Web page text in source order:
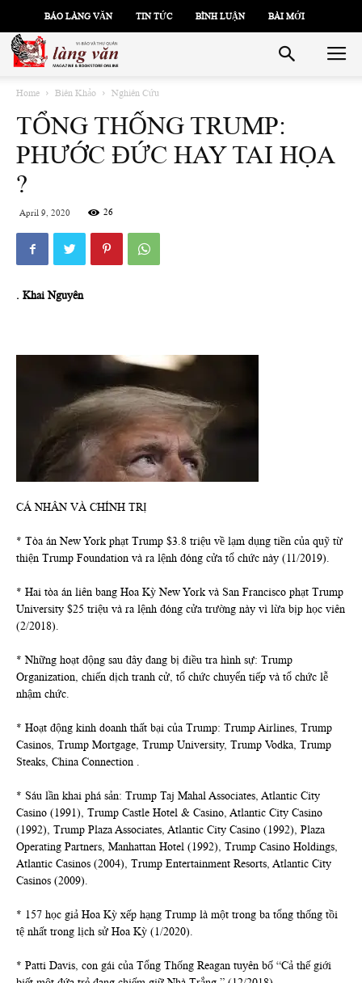
BÁO LÀNG VĂN TIN TỨC BÌNH LUẬN BÀI MỚI
Home Biên Khảo Nghiên Cứu
TỔNG THỐNG TRUMP:
PHƯỚC ĐỨC HAY TAI HỌA
?
April 9, 2020 26
. Khai Nguyên
CÁ NHÂN VÀ CHÍNH TRỊ
* Tòa án New York phạt Trump $3.8 triệu về lạm dụng tiền của quỹ từ
thiện Trump Foundation và ra lệnh đóng cửa tổ chức này (11/2019).
* Hai tòa án liên bang Hoa Kỳ New York và San Francisco phạt Trump
University $25 triệu và ra lệnh đóng cửa trường này vì lừa bịp học viên
(2/2018).
* Những hoạt động sau đây đang bị điều tra hình sự: Trump
Organization, chiến dịch tranh cử, tổ chức chuyển tiếp và tổ chức lễ
nhậm chức.
* Hoạt động kinh doanh thất bại của Trump: Trump Airlines, Trump
Casinos, Trump Mortgage, Trump University, Trump Vodka, Trump
Steaks, China Connection .
* Sáu lần khai phá sản: Trump Taj Mahal Associates, Atlantic City
Casino (1991), Trump Castle Hotel & Casino, Atlantic City Casino
(1992), Trump Plaza Associates, Atlantic City Casino (1992), Plaza
Operating Partners, Manhattan Hotel (1992), Trump Casino Holdings,
Atlantic Casinos (2004), Trump Entertainment Resorts, Atlantic City
Casinos (2009).
* 157 học giả Hoa Kỳ xếp hạng Trump là một trong ba tổng thống tồi
tệ nhất trong lịch sử Hoa Kỳ (1/2020).
* Patti Davis, con gái của Tổng Thống Reagan tuyên bố “Cả thế giới